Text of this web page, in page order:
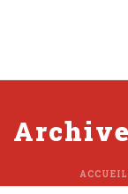
ACCUEIL